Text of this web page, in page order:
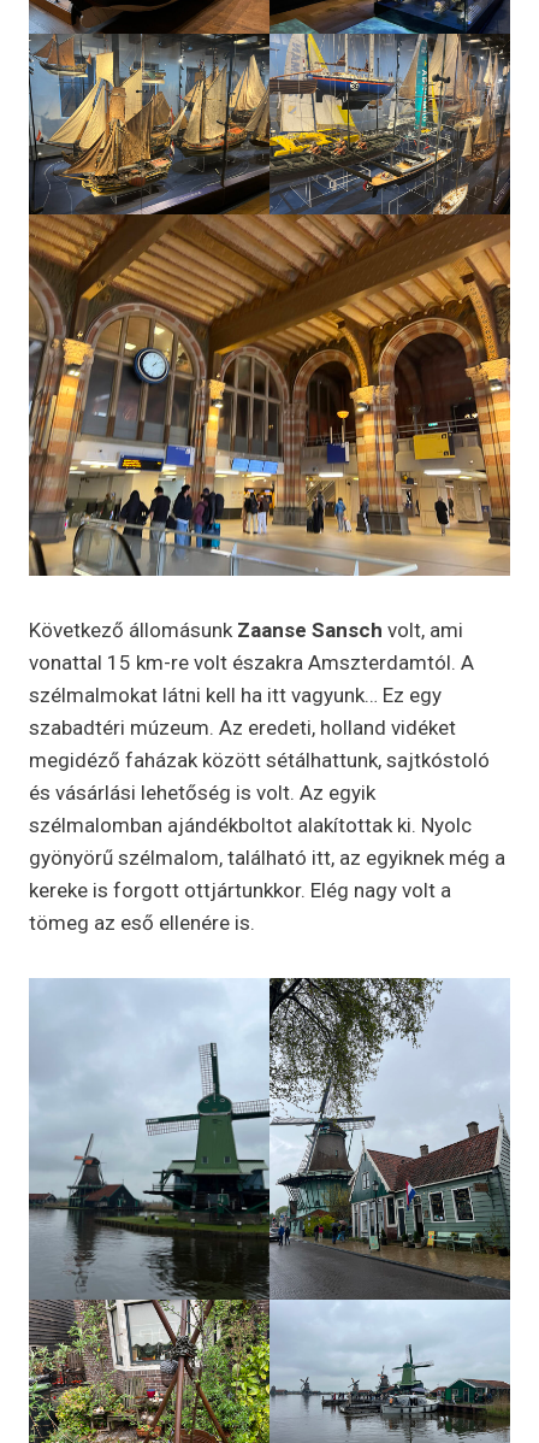
Következő állomásunk Zaanse Sansch volt, ami
vonattal 15 km-re volt északra Amszterdamtól. A
szélmalmokat látni kell ha itt vagyunk… Ez egy
szabadtéri múzeum. Az eredeti, holland vidéket
megidéző faházak között sétálhattunk, sajtkóstoló
és vásárlási lehetőség is volt. Az egyik
szélmalomban ajándékboltot alakítottak ki. Nyolc
gyönyörű szélmalom, található itt, az egyiknek még a
kereke is forgott ottjártunkkor. Elég nagy volt a
tömeg az eső ellenére is.